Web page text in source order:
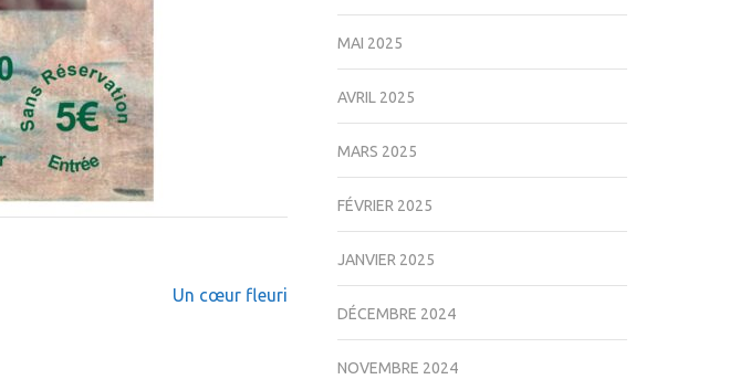
Un cœur fleuri
MAI 2025
AVRIL 2025
MARS 2025
FÉVRIER 2025
JANVIER 2025
DÉCEMBRE 2024
NOVEMBRE 2024